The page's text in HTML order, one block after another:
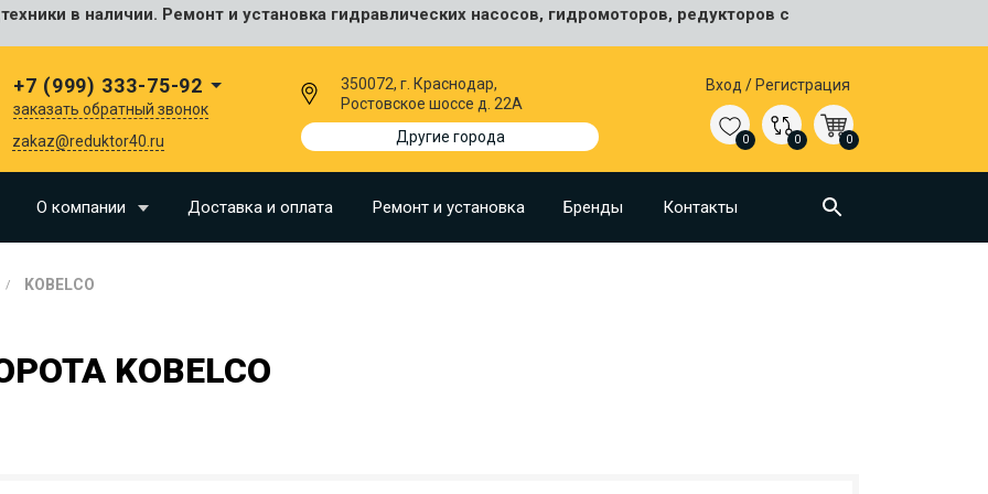
в наличии. Ремонт и установка гидравлических насосов, гидромоторов, редукторов с
+7 (999) 333-75-92
заказать обратный звонок
zakaz@reduktor40.ru
350072, г. Краснодар,
Ростовское шоссе д. 22А
Другие города
Вход / Регистрация
0 0 0
О компании Доставка и оплата Ремонт и установка Бренды Контакты
KOBELCO
KOBELCO